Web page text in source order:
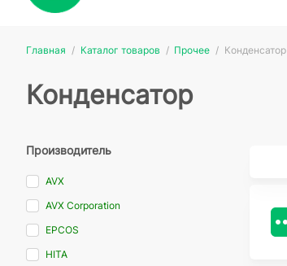
Главная Каталог товаров Прочее Конденсатор
Конденсатор
Производитель
AVX
AVX Corporation
EPCOS
HITA